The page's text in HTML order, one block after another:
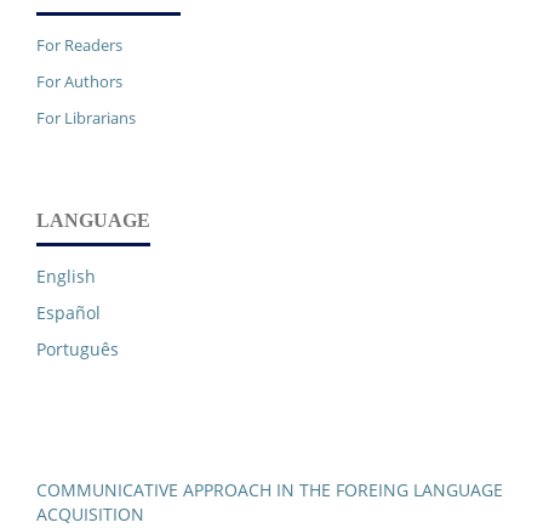
For Readers
For Authors
For Librarians
LANGUAGE
English
Español
Português
COMMUNICATIVE APPROACH IN THE FOREING LANGUAGE
ACQUISITION